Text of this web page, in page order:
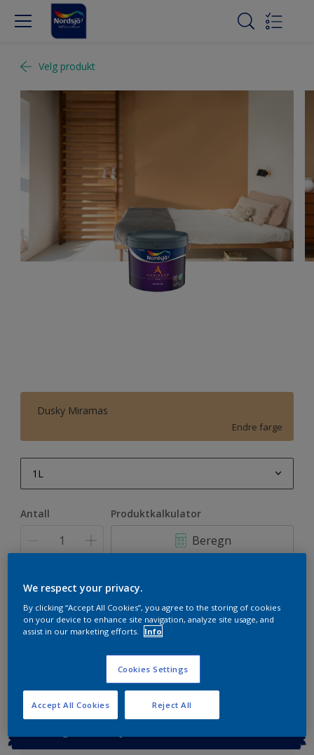
Velg produkt
Dusky Miramas
Endre farge
1L
5L
Antall Produktkalkulator
Beregn
Legg i handleliste
We respect your privacy.
By clicking “Accept All Cookies”, you agree to the storing of cookies
on your device to enhance site navigation, analyze site usage, and
assist in our marketing efforts.
Info
Cookies Settings
Reject All
Accept All Cookies